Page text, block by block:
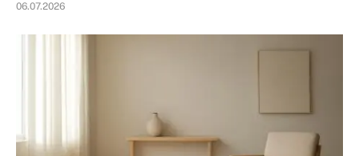
06.07.2026